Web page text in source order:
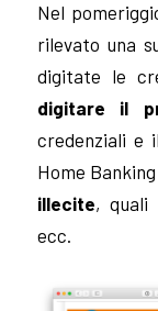
Nel
rilevato una
digitate le
digitare il
credenziali e
Home
illecite, quali
ecc.